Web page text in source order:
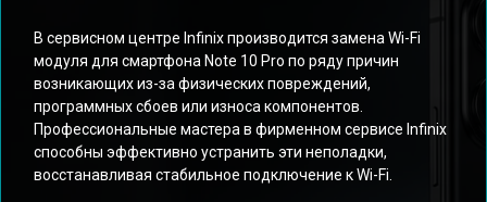
В сервисном центре Infinix производится замена Wi-Fi
модуля для смартфона Note 10 Pro по ряду причин
возникающих из-за физических повреждений,
программных сбоев или износа компонентов.
Профессиональные мастера в фирменном сервисе Infinix
способны эффективно устранить эти неполадки,
восстанавливая стабильное подключение к Wi-Fi.